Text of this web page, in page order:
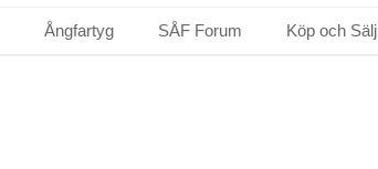
Ångfartyg SÅF Forum Köp och Sälj